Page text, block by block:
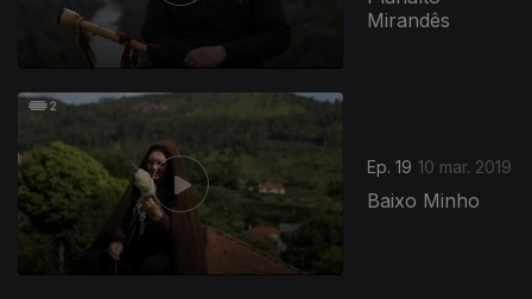
Mirandês
Ep. 19 10 mar. 2019
Baixo Minho